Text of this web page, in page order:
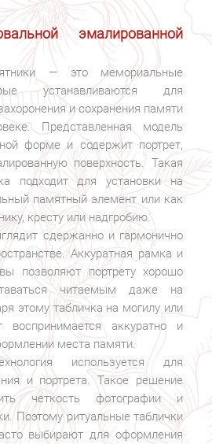
эмалированной
— это мемориальные
устанавливаются для
и сохранения памяти
Представленная модель
форме и содержит портрет,
поверхность. Такая
подходит для установки на
памятный элемент или как
кресту или надгробию.
сдержанно и гармонично
Аккуратная рамка и
позволяют портрету хорошо
читаемым даже на
этому табличка на могилу или
воспринимается аккуратно и
места памяти.
используется для
и портрета. Такое решение
четкость фотографии и
Поэтому ритуальные таблички
выбирают для оформления